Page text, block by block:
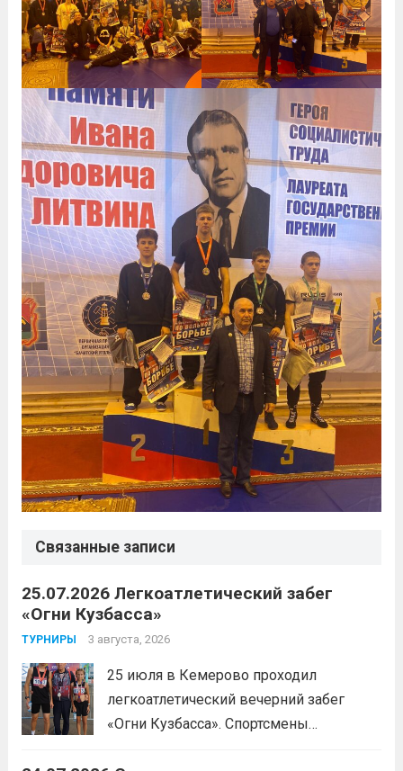
Связанные записи
25.07.2026 Легкоатлетический забег
«Огни Кузбасса»
ТУРНИРЫ 3 августа, 2026
25 июля в Кемерово проходил
легкоатлетический вечерний забег
«Огни Кузбасса». Спортсмены